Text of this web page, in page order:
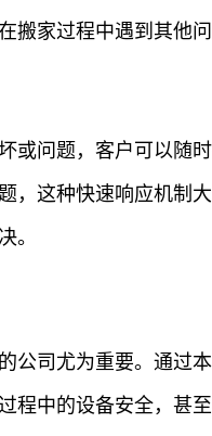
家过程中遇到其他
问题，客户可以随
这种快速响应机制
。
司尤为重要。通过
中的设备安全，甚